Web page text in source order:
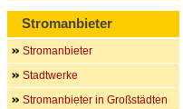
Stromanbieter
Stromanbieter
Stadtwerke
Stromanbieter in Großstädten